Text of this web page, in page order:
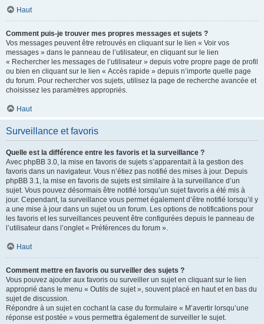
Haut
Comment puis-je trouver mes propres messages et sujets ?
Vos messages peuvent être retrouvés en cliquant sur le lien « Voir vos
messages » dans le panneau de l’utilisateur, en cliquant sur le lien
« Rechercher les messages de l’utilisateur » depuis votre propre page de profil
ou bien en cliquant sur le lien « Accès rapide » depuis n’importe quelle page
du forum. Pour rechercher vos sujets, utilisez la page de recherche avancée et
choisissez les paramètres appropriés.
Haut
Surveillance et favoris
Quelle est la différence entre les favoris et la surveillance ?
Avec phpBB 3.0, la mise en favoris de sujets s’apparentait à la gestion des
favoris dans un navigateur. Vous n’étiez pas notifié des mises à jour. Depuis
phpBB 3.1, la mise en favoris de sujets est similaire à la surveillance d’un
sujet. Vous pouvez désormais être notifié lorsqu’un sujet favoris a été mis à
jour. Cependant, la surveillance vous permet également d’être notifié lorsqu’il y
a une mise à jour dans un sujet ou un forum. Les options de notifications pour
les favoris et les surveillances peuvent être configurées depuis le panneau de
l’utilisateur dans l’onglet « Préférences du forum ».
Haut
Comment mettre en favoris ou surveiller des sujets ?
Vous pouvez ajouter aux favoris ou surveiller un sujet en cliquant sur le lien
approprié dans le menu « Outils de sujet », souvent placé en haut et en bas du
sujet de discussion.
Répondre à un sujet en cochant la case du formulaire « M’avertir lorsqu’une
réponse est postée » vous permettra également de surveiller le sujet.